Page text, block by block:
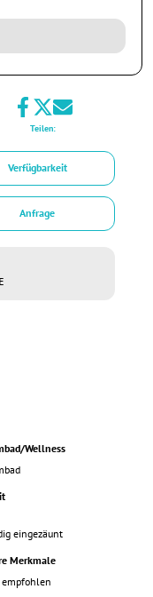
Teilen:
Verfügbarkeit
Anfrage
Wellness
eingezäunt
Merkmale
empfohlen